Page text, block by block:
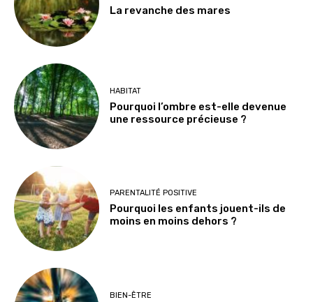
La revanche des mares
HABITAT
Pourquoi l’ombre est-elle devenue
une ressource précieuse ?
PARENTALITÉ POSITIVE
Pourquoi les enfants jouent-ils de
moins en moins dehors ?
BIEN-ÊTRE